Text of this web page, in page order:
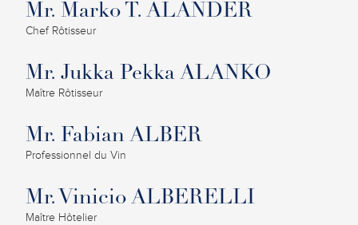
Mr. Marko T. ALANDER
Chef Rôtisseur
Mr. Jukka Pekka ALANKO
Maître Rôtisseur
Mr. Fabian ALBER
Professionnel du Vin
Mr. Vinicio ALBERELLI
Maître Hôtelier